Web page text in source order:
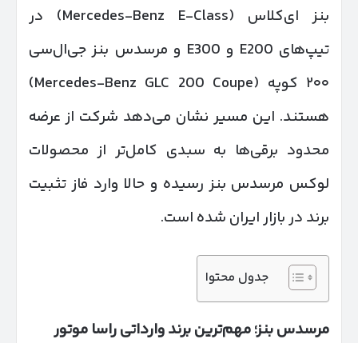
بنز ای‌کلاس (Mercedes-Benz E-Class) در
تیپ‌های E200 و E300 و مرسدس بنز جی‌ال‌سی
۲۰۰ کوپه (Mercedes-Benz GLC 200 Coupe)
هستند. این مسیر نشان می‌دهد شرکت از عرضه
محدود برقی‌ها به سبدی کامل‌تر از محصولات
لوکس مرسدس بنز رسیده و حالا وارد فاز تثبیت
برند در بازار ایران شده است.
جدول محتوا
مرسدس بنز؛ مهم‌ترین برند وارداتی راسا موتور